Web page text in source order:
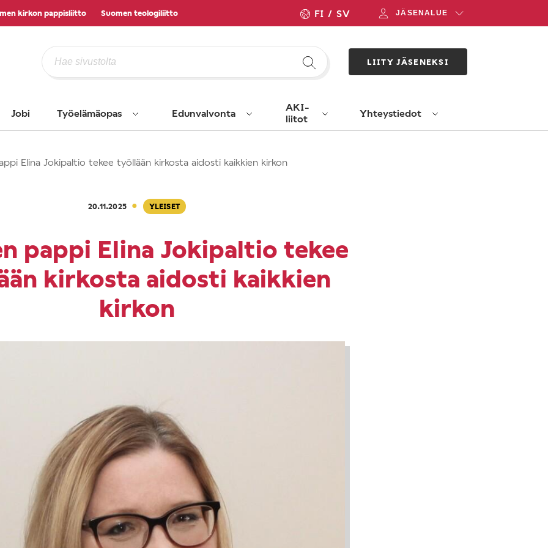
kirkon pappisliitto Suomen teologiliitto FI SV JÄSENALUE
LIITY JÄSENEKSI
Jobi Työelämäopas Edunvalvonta
AKI-
liitot
Yhteystiedot
Elina Jokipaltio tekee työllään kirkosta aidosti kaikkien kirkon
20.11.2025· YLEISET
pappi Elina Jokipaltio tekee
kirkosta aidosti kaikkien
kirkon